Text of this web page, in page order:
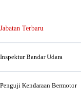
Jabatan Terbaru
Inspektur Bandar Udara
Penguji Kendaraan Bermotor